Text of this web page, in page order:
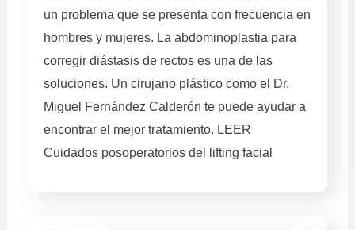
un problema que se presenta con frecuencia en
hombres y mujeres. La abdominoplastia para
corregir diástasis de rectos es una de las
soluciones. Un cirujano plástico como el Dr.
Miguel Fernández Calderón te puede ayudar a
encontrar el mejor tratamiento. LEER
Cuidados posoperatorios del lifting facial